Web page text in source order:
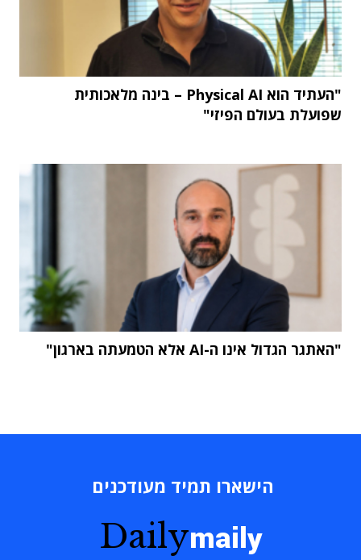
"העתיד הוא Physical AI – בינה מלאכותית
שפועלת בעולם הפיזי"
"האתגר הגדול אינו ה-AI אלא הטמעתה בארגון"
הישארו תמיד מעודכנים
Dailymaily